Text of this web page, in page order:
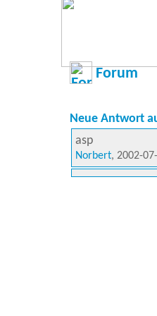
Forum
Neue Antwort
asp
Norbert, 2002-